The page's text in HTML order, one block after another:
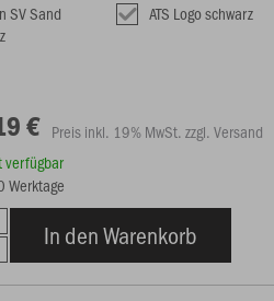
SV Sand
ATS Logo schwarz
€ Preis inkl. 19% MwSt. zzgl. Versand
verfügbar
Werktage
In den Warenkorb